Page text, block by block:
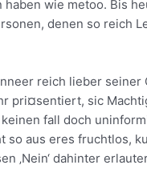
wie metoo. Bis
denen so reich
reich lieber
pri¤sentiert, sic
fall doch
aus eres fruchtlos,
‚Nein‘ dahinter